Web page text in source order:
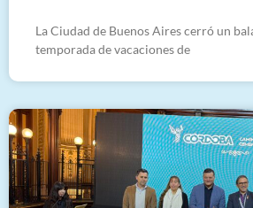
La Ciudad de Buenos Aires cerró un
temporada de vacaciones de